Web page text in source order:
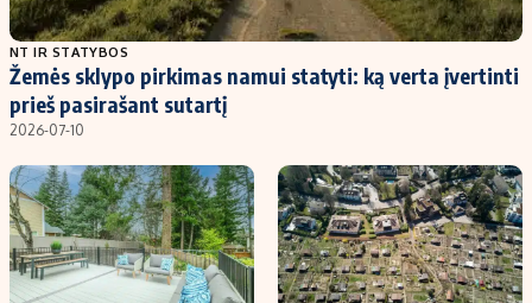
Populiarios temos
Investavimas
Akcijų rinka
Saulės elektrinės
Kriptovaliutos
Infliacija
Migracija
Titulinis
Nedarbo išmokos skaičiuoklė
Indėlių skaičiuoklė
Būsto finansai
Įdomios naujienos
NT IR STATYBOS
Žemės sklypo pirkimas namui statyti: ką verta įvertinti
prieš pasirašant sutartį
2026-07-10